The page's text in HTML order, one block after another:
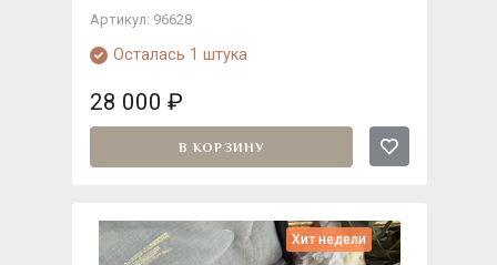
Артикул: 96628
Осталась 1 штука
28 000 ₽
В КОРЗИНУ
Хит недели